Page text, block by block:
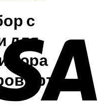
с
для
арт.